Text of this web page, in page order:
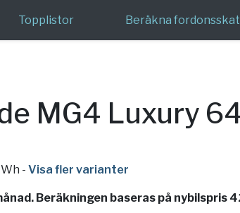
Topplistor Beräkna
MG4 Luxury
- Visa fler varianter
Beräkningen baseras på nybilspris